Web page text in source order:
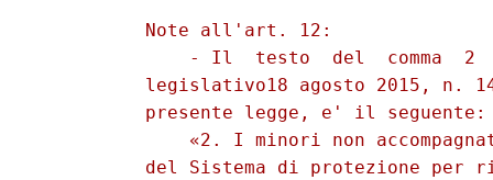
          Note all'art. 12:
- Il  testo  del  comma  2
legislativo18 agosto 2015, n.
presente legge, e' il
«2. I minori non
del Sistema di protezione per